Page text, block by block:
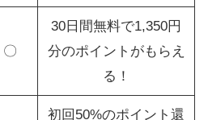
〇
30日間無料で1,350円
分のポイントがもらえ
る！
初回50%のポイント還